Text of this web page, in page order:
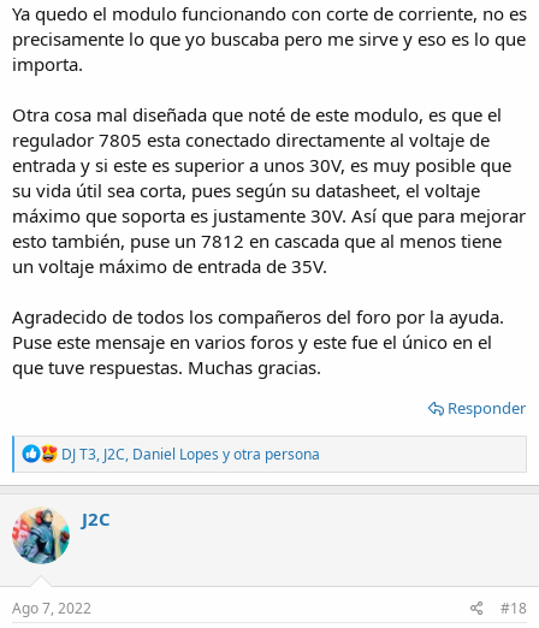
Ya quedo el modulo funcionando con corte de corriente, no es
precisamente lo que yo buscaba pero me sirve y eso es lo que
importa.
Otra cosa mal diseñada que noté de este modulo, es que el
regulador 7805 esta conectado directamente al voltaje de
entrada y si este es superior a unos 30V, es muy posible que
su vida útil sea corta, pues según su datasheet, el voltaje
máximo que soporta es justamente 30V. Así que para mejorar
esto también, puse un 7812 en cascada que al menos tiene
un voltaje máximo de entrada de 35V.
Agradecido de todos los compañeros del foro por la ayuda.
Puse este mensaje en varios foros y este fue el único en el
que tuve respuestas. Muchas gracias.
Responder
R
e
a
t
i
n
s
DJ T3, J2C, Daniel Lopes y otra persona
J2C
Ago 7, 2022 #18